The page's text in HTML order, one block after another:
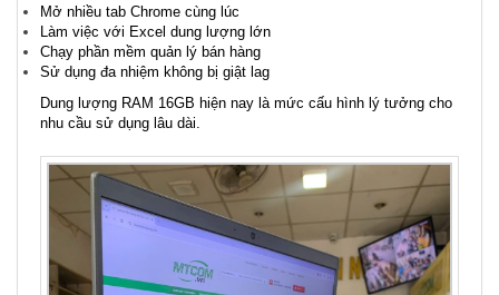
Mở nhiều tab Chrome cùng lúc
Làm việc với Excel dung lượng lớn
Chạy phần mềm quản lý bán hàng
Sử dụng đa nhiệm không bị giật lag
Dung lượng RAM 16GB hiện nay là mức cấu hình lý tưởng cho
nhu cầu sử dụng lâu dài.